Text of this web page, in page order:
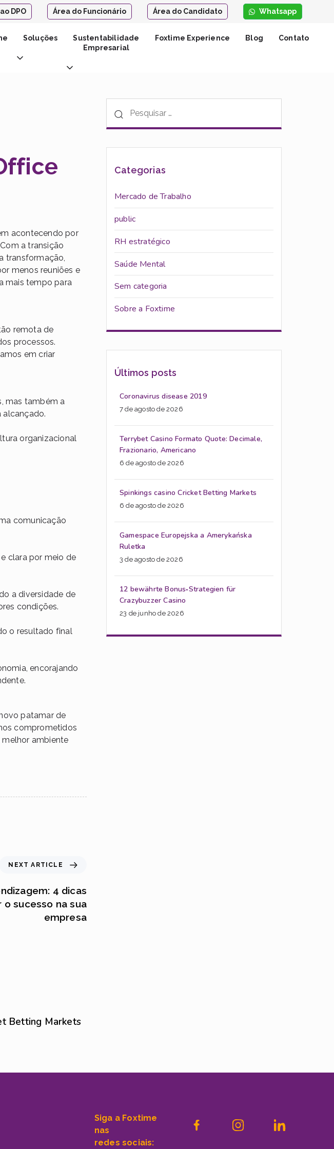
DPO Área do Funcionário Área do Candidato Whatsapp
Soluções
Sustentabilidade
Empresarial
Foxtime Experience Blog Contato
acontecendo por
a transição
transformação,
menos reuniões e
mais tempo para
remota de
processos.
em criar
mas também a
alcançado.
organizacional
comunicação
clara por meio de
a diversidade de
condições.
o resultado final
encorajando
patamar de
comprometidos
ambiente
NEXT ARTICLE
4 dicas
o sucesso na sua
empresa
Betting Markets
Categorias
Mercado de Trabalho
public
RH estratégico
Saúde Mental
Sem categoria
Sobre a Foxtime
Últimos posts
Coronavirus disease 2019
7 de agosto de 2026
Terrybet Casino Formato Quote: Decimale,
Frazionario, Americano
6 de agosto de 2026
Spinkings casino Cricket Betting Markets
6 de agosto de 2026
Gamespace Europejska a Amerykańska
Ruletka
3 de agosto de 2026
12 bewährte Bonus‑Strategien für
Crazybuzzer Casino
23 de junho de 2026
Siga a Foxtime
nas
redes sociais: